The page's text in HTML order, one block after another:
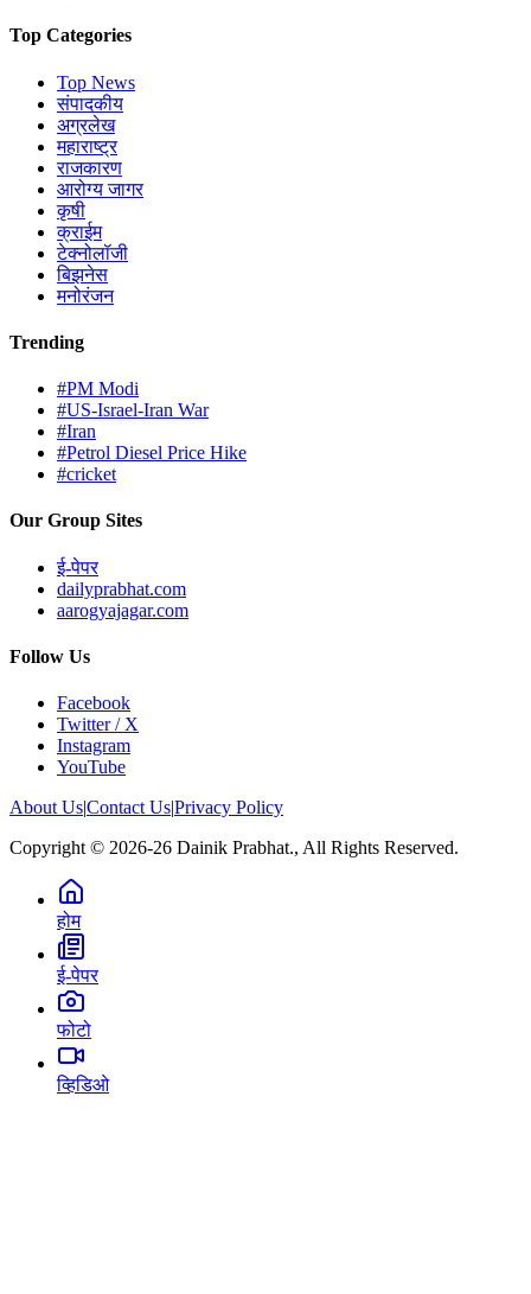
Top Categories
Top News
संपादकीय
अग्रलेख
महाराष्ट्र
राजकारण
आरोग्य जागर
कृषी
क्राईम
टेक्नोलॉजी
बिझनेस
मनोरंजन
Trending
#PM Modi
#US-Israel-Iran War
#Iran
#Petrol Diesel Price Hike
#cricket
Our Group Sites
ई-पेपर
dailyprabhat.com
aarogyajagar.com
Follow Us
Facebook
Twitter / X
Instagram
YouTube
About Us|Contact Us|Privacy Policy
Copyright © 2026-26 Dainik Prabhat., All Rights Reserved.
होम
ई-पेपर
फोटो
व्हिडिओ